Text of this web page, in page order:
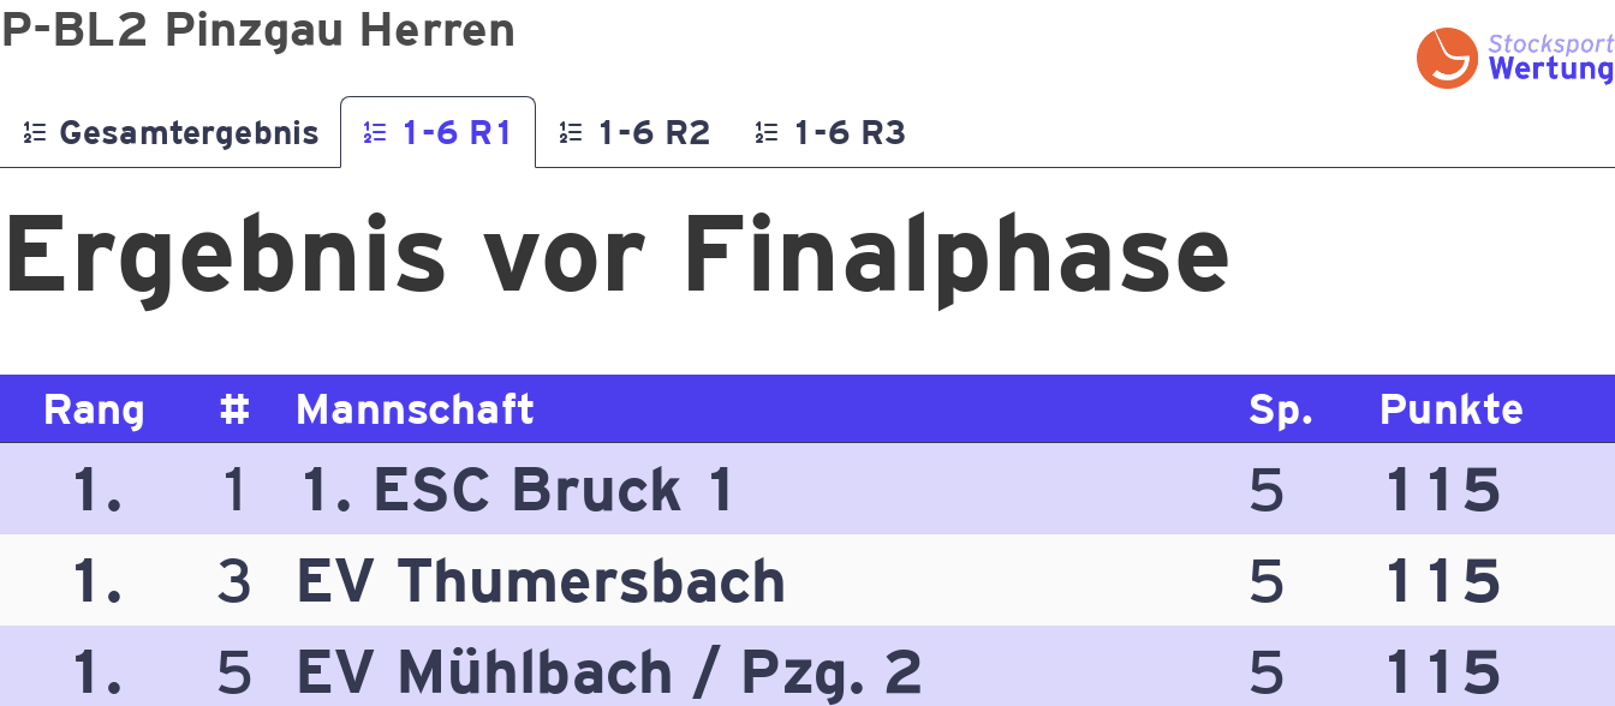
P-BL2 Pinzgau Herren
Gesamtergebnis 1-6 R1 1-6 R2 1-6 R3
Ergebnis vor Finalphase
Rang # Mannschaft Sp. Punkte
1. 1 1. ESC Bruck 1 5
115
1.
3 EV Thumersbach 5
115
1.
5 EV Mühlbach / Pzg. 2 5
115